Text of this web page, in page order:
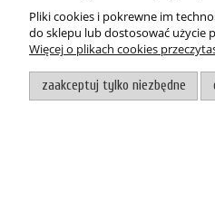
POMOC
Regulamin sklepu
Pliki cookies i pokrewne im
do sklepu lub dostosować użycie
Więcej o plikach cookies
zaakceptuj tylko niezbędne